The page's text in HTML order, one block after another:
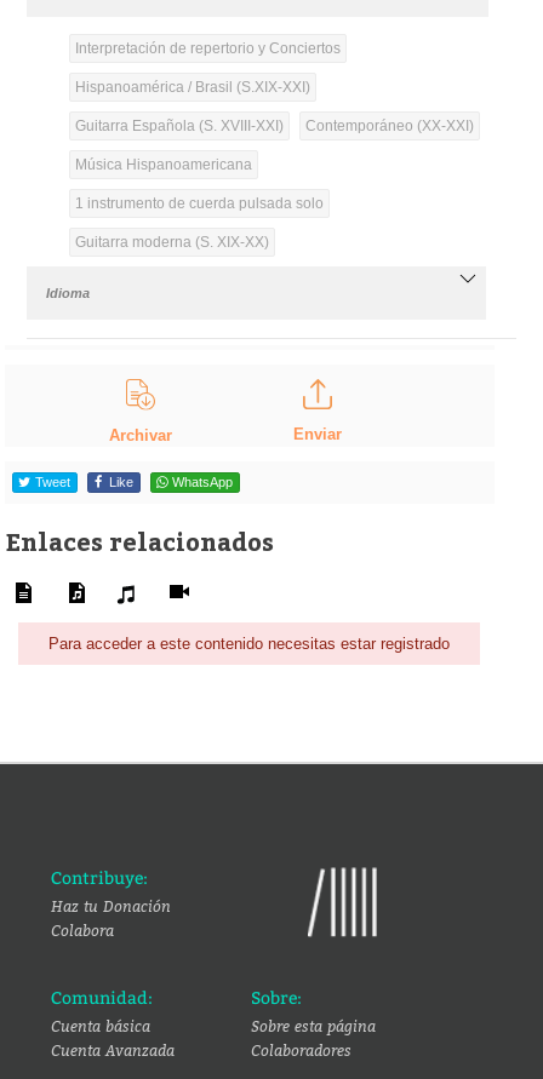
Interpretación de repertorio y Conciertos
Hispanoamérica / Brasil (S.XIX-XXI)
Guitarra Española (S. XVIII-XXI) Contemporáneo (XX-XXI)
Música Hispanoamericana
1 instrumento de cuerda pulsada solo
Guitarra moderna (S. XIX-XX)
Idioma
Archivar Enviar
Tweet Like WhatsApp
Enlaces relacionados
Para acceder a este contenido necesitas estar registrado
Contribuye:
Haz tu Donación
Colabora
Comunidad:
Cuenta básica
Cuenta Avanzada
Sobre:
Sobre esta página
Colaboradores